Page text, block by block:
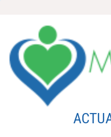
contenu